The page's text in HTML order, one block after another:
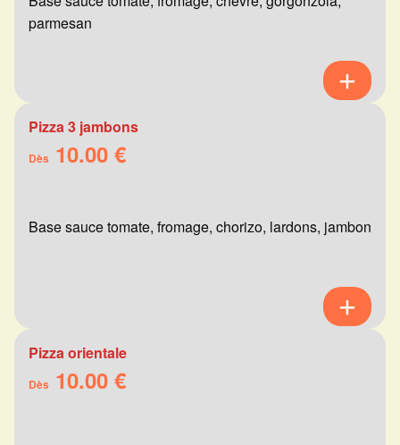
parmesan
Pizza 3 jambons
Dès 10.00 €
Base sauce tomate, fromage, chorizo, lardons, jambon
Pizza orientale
Dès 10.00 €